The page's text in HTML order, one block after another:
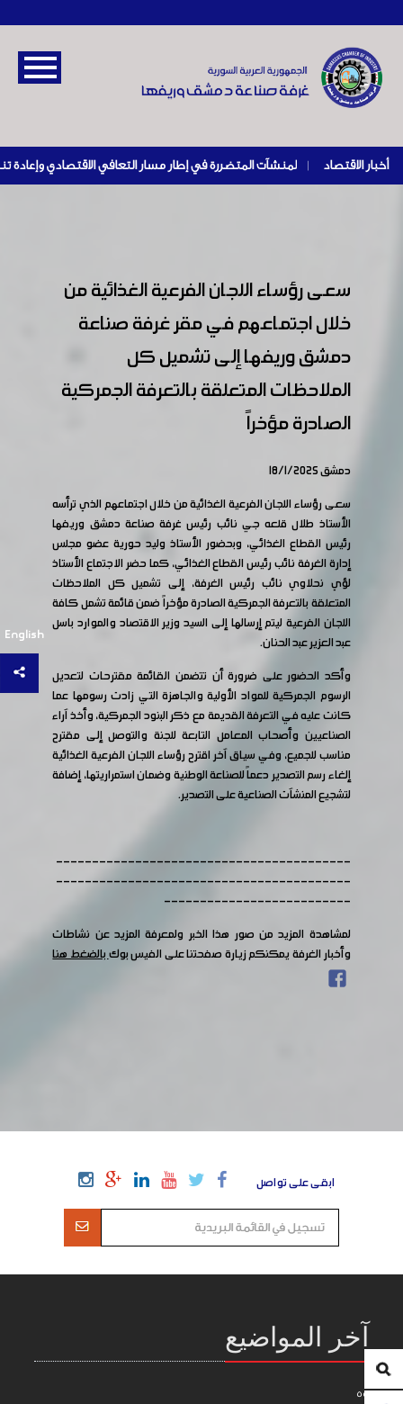
أخبار الاقتصاد |
English
سعى رؤساء اللجان الفرعية الغذائية من
خلال اجتماعهم في مقر غرفة صناعة
دمشق وريفها إلى تشميل كل
الملاحظات المتعلقة بالتعرفة الجمركية
الصادرة مؤخراً
دمشق 18/1/2025
سعى رؤساء اللجان الفرعية الغذائية من خلال اجتماعهم الذي ترأسه
الأستاذ طلال قلعه جي نائب رئيس غرفة صناعة دمشق وريفها
رئيس القطاع الغذائي، وبحضور الأستاذ وليد حورية عضو مجلس
إدارة الغرفة نائب رئيس القطاع الغذائي، كما حضر الاجتماع الأستاذ
لؤي نحلاوي نائب رئيس الغرفة، إلى تشميل كل الملاحظات
المتعلقة بالتعرفة الجمركية الصادرة مؤخراً ضمن قائمة تشمل كافة
اللجان الفرعية ليتم إرسالها إلى السيد وزير الاقتصاد والموارد باسل
عبد العزير عبد الحنان.
وأكد الحضور على ضرورة أن تتضمن القائمة مقترحات لتعديل
الرسوم الجمركية للمواد الأولية والجاهزة التي زادت رسومها عما
كانت عليه في التعرفة القديمة مع ذكر البنود الجمركية، وأخذ آراء
الصناعيين وأصحاب المعامل التابعة للجنة والتوصل إلى مقترح
مناسب للجميع، وفي سياق آخر اقترح رؤساء اللجان الفرعية الغذائية
إلغاء رسم التصدير دعماً للصناعة الوطنية وضمان استمراريتها، إضافة
لتشجيع المنشآت الصناعية على التصدير.
-----------------------------------------
-----------------------------------------
--------------------------
لمشاهدة المزيد من صور هذا الخبر ولمعرفة المزيد عن نشاطات
وأخبار الغرفة يمكنكم زيارة صفحتنا على الفيس بوكبالضغط هنا
ابقى على تواصل
آخر المواضيع
55